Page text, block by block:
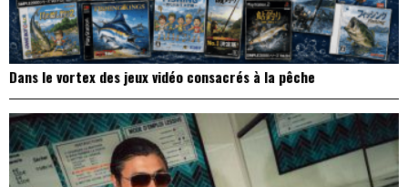
Dans le vortex des jeux vidéo consacrés à la pêche